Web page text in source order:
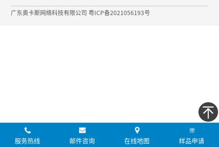
广东奥卡斯网络科技有限公司 粤ICP备2021056193号
服务热线 邮件咨询 在线地图 样品申请